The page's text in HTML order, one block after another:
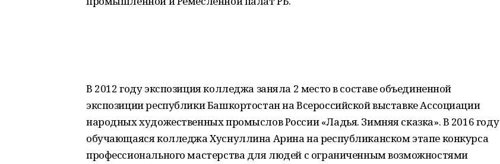
В 2012 году экспозиция колледжа заняла 2 место в составе объединенной
экспозиции республики Башкортостан на Всероссийской выставке Ассоциации
народных художественных промыслов России «Ладья. Зимняя сказка». В 2016 году
обучающаяся колледжа Хуснуллина Арина на республиканском этапе конкурса
профессионального мастерства для людей с ограниченным возможностями